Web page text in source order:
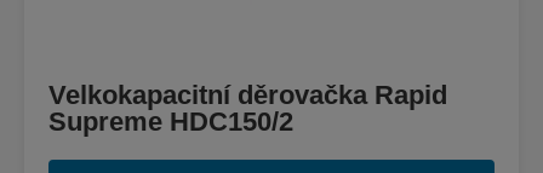
Velkokapacitní děrovačka Rapid
Supreme HDC150/2